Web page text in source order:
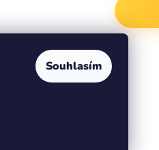
Souhlasím